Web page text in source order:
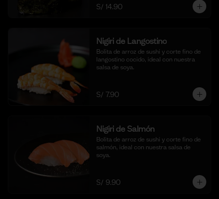
S/ 14.90
Nigiri de Langostino
Bolita de arroz de sushi y corte fino de
langostino cocido, ideal con nuestra
salsa de soya.
S/ 7.90
Nigiri de Salmón
Bolita de arroz de sushi y corte fino de
salmón, ideal con nuestra salsa de
soya.
S/ 9.90